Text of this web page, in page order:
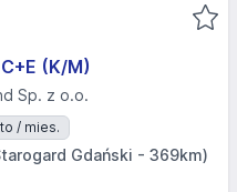
(K/M)
Sp. z o.o.
/ mies.
Gdański - 369km)